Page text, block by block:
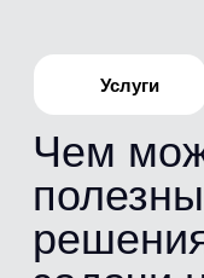
проводимых
испытаний